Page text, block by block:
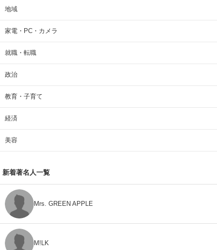
地域
家電・PC・カメラ
就職・転職
政治
教育・子育て
経済
美容
新着著名人一覧
Mrs. GREEN APPLE
M!LK